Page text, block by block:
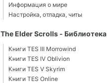
Информация о мире
Настройка, отладка, читы
The Elder Scrolls - Библиотека
Книги TES III Morrowind
Книги TES IV Oblivion
Книги TES V Skyrim
Книги TES Online